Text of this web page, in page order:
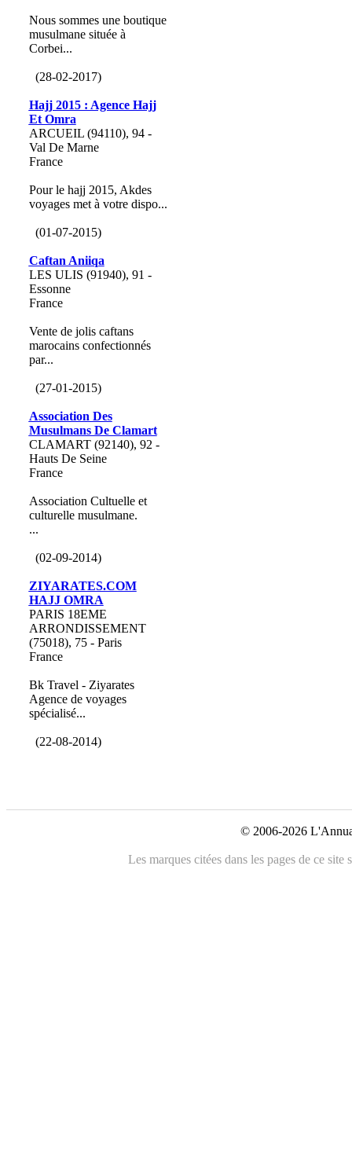
Nous sommes une boutique
musulmane située à
Corbei...
(28-02-2017)
Hajj 2015 : Agence Hajj
Et Omra
ARCUEIL (94110), 94 -
Val De Marne
France
Pour le hajj 2015, Akdes
voyages met à votre dispo...
(01-07-2015)
Caftan Aniiqa
LES ULIS (91940), 91 -
Essonne
France
Vente de jolis caftans
marocains confectionnés
par...
(27-01-2015)
Association Des
Musulmans De Clamart
CLAMART (92140), 92 -
Hauts De Seine
France
Association Cultuelle et
culturelle musulmane.
...
(02-09-2014)
ZIYARATES.COM
HAJJ OMRA
PARIS 18EME
ARRONDISSEMENT
(75018), 75 - Paris
France
Bk Travel - Ziyarates
Agence de voyages
spécialisé...
(22-08-2014)
© 2006-2026
Les marques citées dans les pages de ce